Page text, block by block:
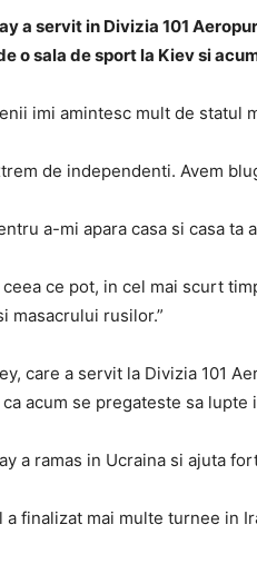
a servit in Divizia 101
o sala de sport la Kiev si
imi amintesc mult de statul
de independenti. Avem
a-mi apara casa si casa ta
ceea ce pot, in cel mai scurt
masacrului rusilor.”
care a servit la Divizia 101
ca acum se pregateste sa
a ramas in Ucraina si ajuta
a finalizat mai multe turnee in